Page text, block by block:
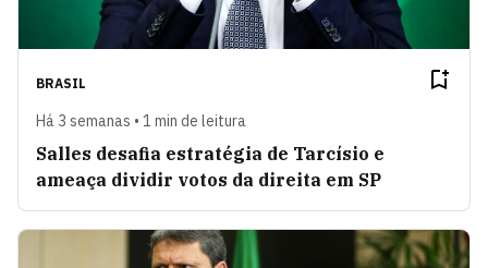
BRASIL
Há 3 semanas • 1 min de leitura
Salles desafia estratégia de Tarcísio e
ameaça dividir votos da direita em SP